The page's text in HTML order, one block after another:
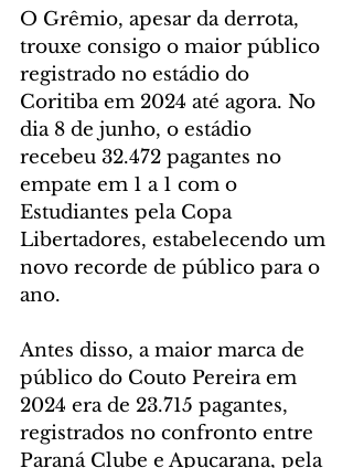
O Grêmio, apesar da derrota,
trouxe consigo o maior público
registrado no estádio do
Coritiba em 2024 até agora. No
dia 8 de junho, o estádio
recebeu 32.472 pagantes no
empate em 1 a 1 com o
Estudiantes pela Copa
Libertadores, estabelecendo um
novo recorde de público para o
ano.
Antes disso, a maior marca de
público do Couto Pereira em
2024 era de 23.715 pagantes,
registrados no confronto entre
Paraná Clube e Apucarana, pela